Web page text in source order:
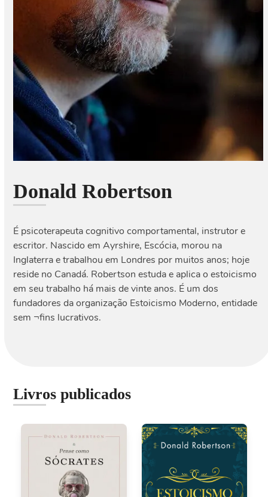
Donald Robertson
É psicoterapeuta cognitivo comportamental, instrutor e
escritor. Nascido em Ayrshire, Escócia, morou na
Inglaterra e trabalhou em Londres por muitos anos; hoje
reside no Canadá. Robertson estuda e aplica o estoicismo
em seu trabalho há mais de vinte anos. É um dos
fundadores da organização Estoicismo Moderno, entidade
sem ¬fins lucrativos.
Livros publicados